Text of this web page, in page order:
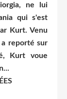
ne lui
qui s'est
Kurt. Venu
reporté sur
Kurt voue